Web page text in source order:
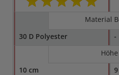
Material
30 D Polyester
-
Höhe
10 cm